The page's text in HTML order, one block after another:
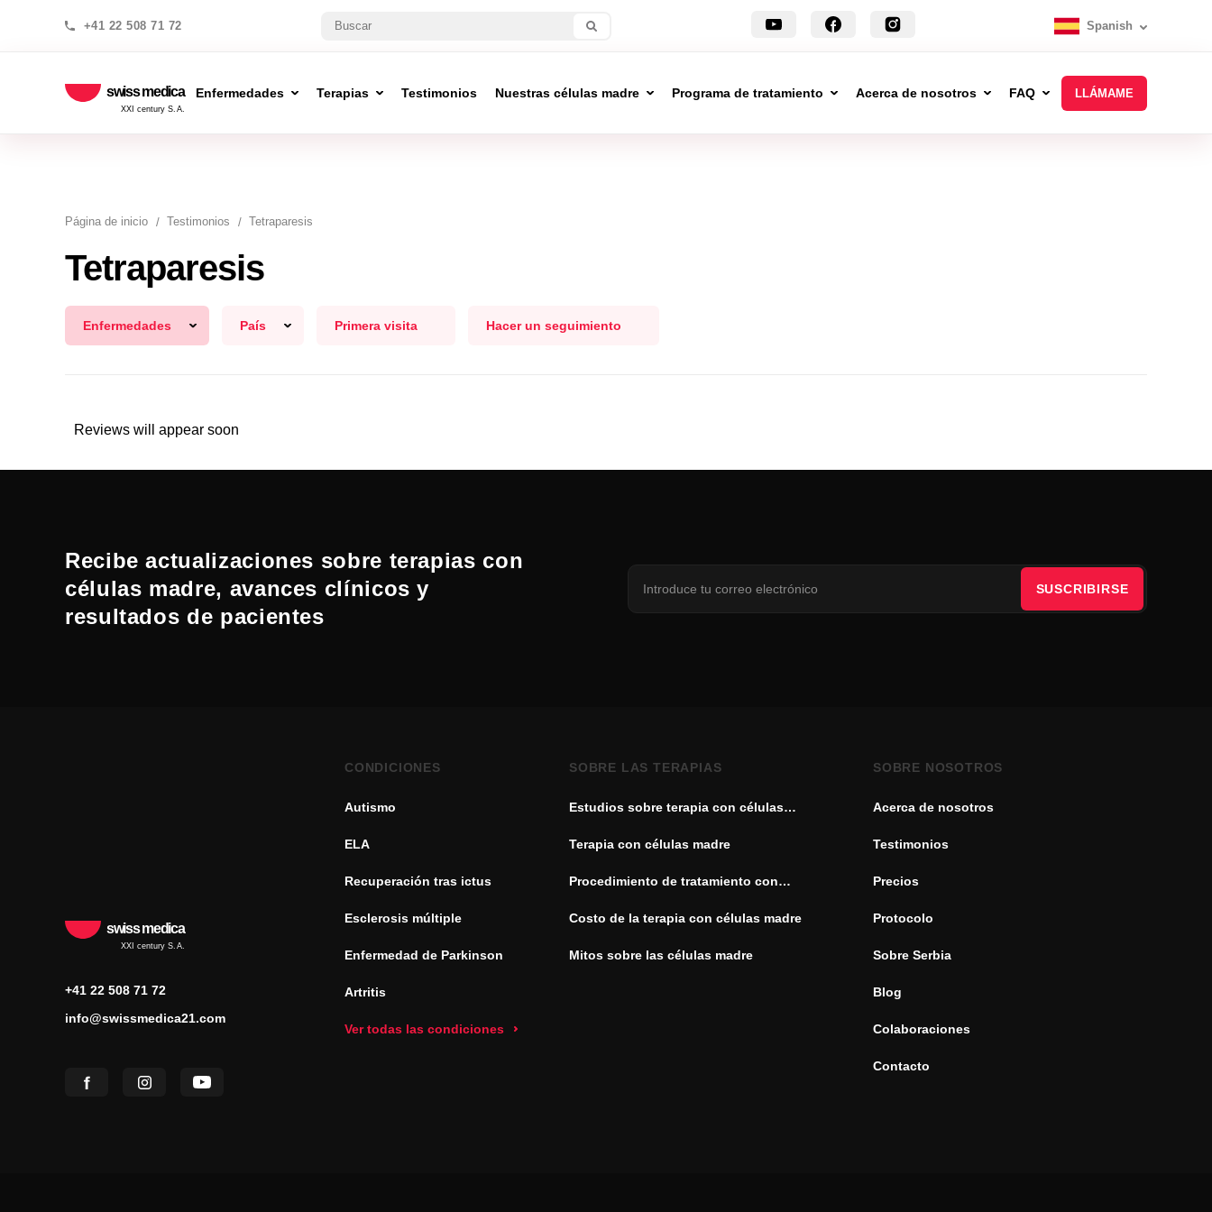
+41 22 508 71 72 Spanish
swiss medica
XXI century S.A.
Enfermedades Terapias Testimonios Nuestras células madre Programa de tratamiento Acerca de nosotros FAQ LLÁMAME
Página de inicio Testimonios Tetraparesis
Tetraparesis
Enfermedades País Primera visita Hacer un seguimiento
Reviews will appear soon
Recibe actualizaciones sobre terapias con
células madre, avances clínicos y
resultados de pacientes
SUSCRIBIRSE
swiss medica
XXI century S.A.
+41 22 508 71 72
info@swissmedica21.com
CONDICIONES
Autismo
ELA
Recuperación tras ictus
Esclerosis múltiple
Enfermedad de Parkinson
Artritis
Ver todas las condiciones
SOBRE LAS TERAPIAS
Estudios sobre terapia con células
Terapia con células madre
Procedimiento de tratamiento con
Costo de la terapia con células madre
Mitos sobre las células madre
SOBRE NOSOTROS
Acerca de nosotros
Testimonios
Precios
Protocolo
Sobre Serbia
Blog
Colaboraciones
Contacto